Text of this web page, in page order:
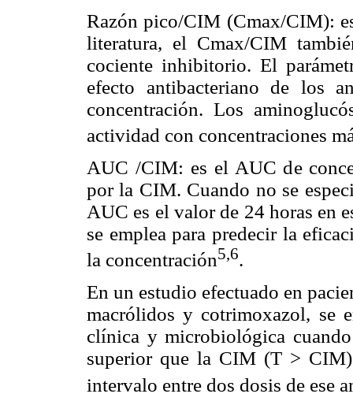
Razón pico/CIM (Cmax/CIM):
literatura, el Cmax/CIM
cociente inhibitorio. El
efecto antibacteriano de los
concentración. Los
actividad con concentraciones
AUC /CIM: es el AUC de
por la CIM. Cuando no se
AUC es el valor de 24 horas en
se emplea para predecir la
la concentración5,6.
En un estudio efectuado en
macrólidos y cotrimoxazol, se
clínica y microbiológica
superior que la CIM (T >
intervalo entre dos dosis de ese